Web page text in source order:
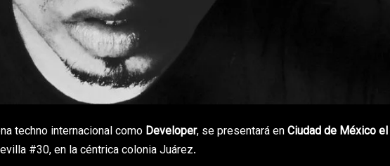
techno internacional como Developer, se presentará enCiudad de México el
#30, en la céntrica colonia Juárez.